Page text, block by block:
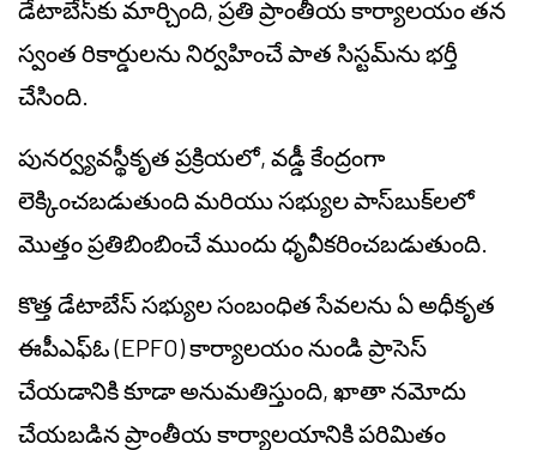
డేటాబేస్‌కు మార్చింది, ప్రతి ప్రాంతీయ కార్యాలయం తన
స్వంత రికార్డులను నిర్వహించే పాత సిస్టమ్‌ను భర్తీ
చేసింది.
పునర్వ్యవస్థీకృత ప్రక్రియలో, వడ్డీ కేంద్రంగా
లెక్కించబడుతుంది మరియు సభ్యుల పాస్‌బుక్‌లలో
మొత్తం ప్రతిబింబించే ముందు ధృవీకరించబడుతుంది.
కొత్త డేటాబేస్ సభ్యుల సంబంధిత సేవలను ఏ అధీకృత
ఈపీఎఫ్ఓ (EPFO) కార్యాలయం నుండి ప్రాసెస్
చేయడానికి కూడా అనుమతిస్తుంది, ఖాతా నమోదు
చేయబడిన ప్రాంతీయ కార్యాలయానికి పరిమితం